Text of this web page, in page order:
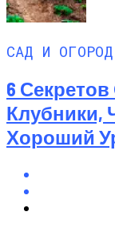
САД И ОГОРОД
6
Клубники,
Хороший